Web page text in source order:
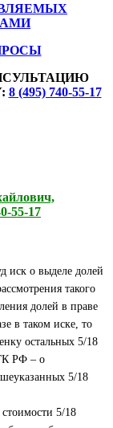
8 (495) 740-55-17
55-17
иск о выделе долей
такого
долей в праве
в таком иске, то
остальных 5/18
РФ – о
5/18
5/18